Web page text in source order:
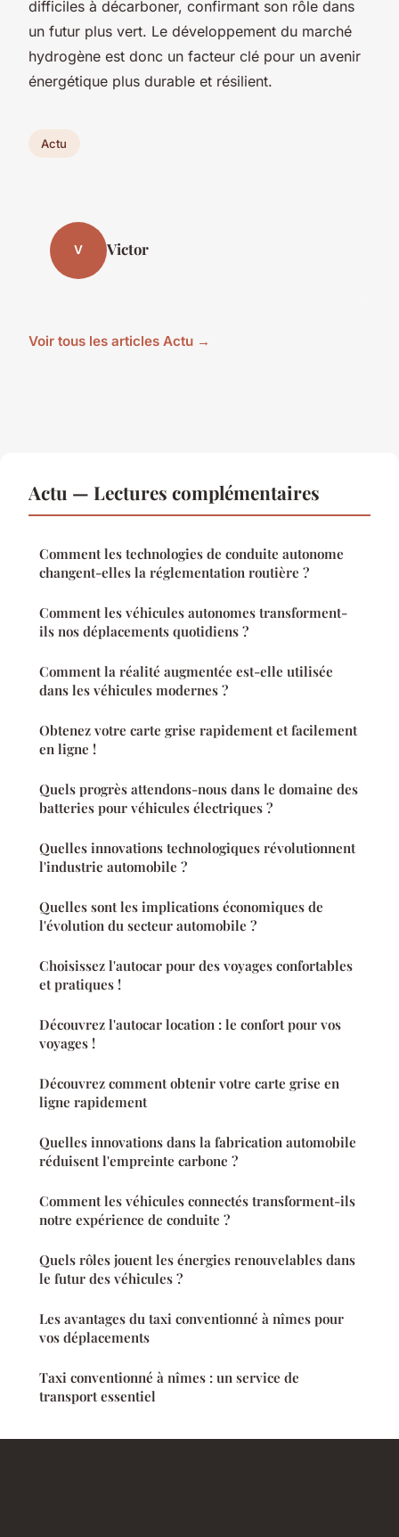
difficiles à décarboner, confirmant son rôle dans
un futur plus vert. Le développement du marché
hydrogène est donc un facteur clé pour un avenir
énergétique plus durable et résilient.
Actu
V Victor
Voir tous les articles Actu →
Actu — Lectures complémentaires
Comment les technologies de conduite autonome
changent-elles la réglementation routière ?
Comment les véhicules autonomes transforment-
ils nos déplacements quotidiens ?
Comment la réalité augmentée est-elle utilisée
dans les véhicules modernes ?
Obtenez votre carte grise rapidement et facilement
en ligne !
Quels progrès attendons-nous dans le domaine des
batteries pour véhicules électriques ?
Quelles innovations technologiques révolutionnent
l'industrie automobile ?
Quelles sont les implications économiques de
l'évolution du secteur automobile ?
Choisissez l'autocar pour des voyages confortables
et pratiques !
Découvrez l'autocar location : le confort pour vos
voyages !
Découvrez comment obtenir votre carte grise en
ligne rapidement
Quelles innovations dans la fabrication automobile
réduisent l'empreinte carbone ?
Comment les véhicules connectés transforment-ils
notre expérience de conduite ?
Quels rôles jouent les énergies renouvelables dans
le futur des véhicules ?
Les avantages du taxi conventionné à nîmes pour
vos déplacements
Taxi conventionné à nîmes : un service de
transport essentiel